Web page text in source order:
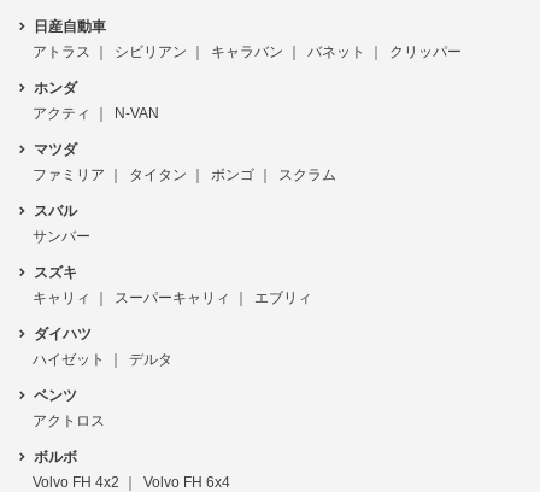
日産自動車
アトラス
シビリアン キャラバン バネット クリッパー
ホンダ
アクティ
N-VAN
マツダ
ファミリア
タイタン ボンゴ スクラム
スバル
サンバー
スズキ
キャリィ
スーパーキャリィ エブリィ
ダイハツ
ハイゼット
デルタ
ベンツ
アクトロス
ボルボ
Volvo FH 4x2
Volvo FH 6x4